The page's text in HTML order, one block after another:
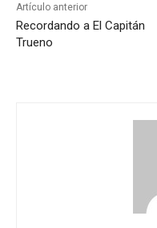
Artículo anterior
Recordando a El Capitán
Trueno